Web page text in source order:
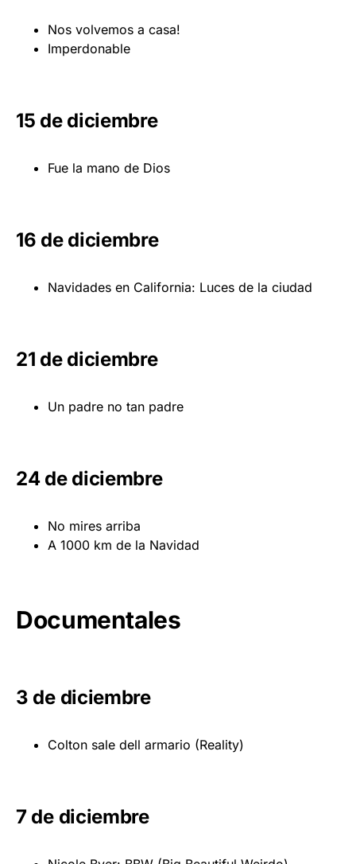
Nos volvemos a casa!
Imperdonable
15 de diciembre
Fue la mano de Dios
16 de diciembre
Navidades en California: Luces de la ciudad
21 de diciembre
Un padre no tan padre
24 de diciembre
No mires arriba
A 1000 km de la Navidad
Documentales
3 de diciembre
Colton sale dell armario (Reality)
7 de diciembre